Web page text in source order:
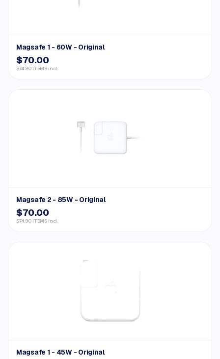
Magsafe 1 - 60W - Original
$70.00
$74.90 ITBMS incl.
Magsafe 2 - 85W - Original
$70.00
$74.90 ITBMS incl.
Magsafe 1 - 45W - Original